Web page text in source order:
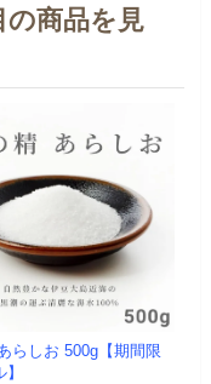
の商品を見
らしお 500g【期間限